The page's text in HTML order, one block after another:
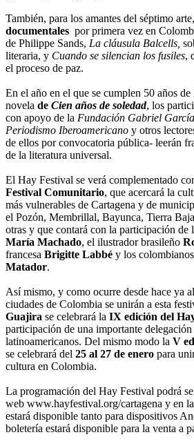
También, para los amantes del séptimo
documentales por primera vez en
de Philippe Sands, La cláusula Balcells,
literaria, y Cuando se silencian los fusiles,
el proceso de paz.
En el año en el que se cumplen 50 años
novela de Cien años de soledad, los
con apoyo de la Fundación Gabriel
Periodismo Iberoamericano y otros
de ellos por convocatoria pública- leerán
de la literatura universal.
El Hay Festival se verá complementado
Festival Comunitario, que acercará la
más vulnerables de Cartagena y de
el Pozón, Membrillal, Bayunca, Tierra
otras y que contará con la participación de
María Machado, el ilustrador brasileño
francesa Brigitte Labbé y los colombianos
Matador.
Así mismo, y como ocurre desde hace ya
ciudades de Colombia se unirán a esta
Guajira se celebrará la IX edición del
participación de una importante delegación
latinoamericanos. Del mismo modo la V
se celebrará del 25 al 27 de enero para
cultura en Colombia.
La programación del Hay Festival podrá
web www.hayfestival.org/cartagena y en
estará disponible tanto para dispositivos
boletería estará disponible para la venta a